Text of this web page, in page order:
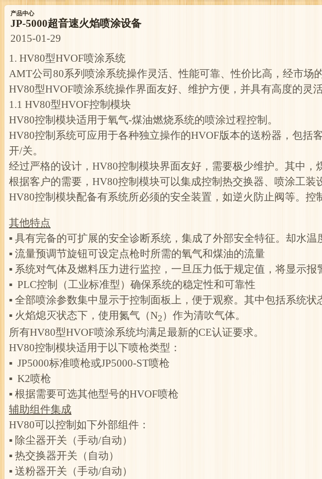
产品中心
JP-5000超音速火焰喷涂设备
2015-01-29
1. HV80型HVOF喷涂系统
AMT公司80系列喷涂系统操作灵活、性能可靠、性价比高，经市场
HV80型HVOF喷涂系统操作界面友好、维护方便，并具有高度的灵
1.1 HV80型HVOF控制模块
HV80控制模块适用于氧气-煤油燃烧系统的喷涂过程控制。
HV80控制系统可应用于各种独立操作的HVOF版本的送粉器，包
开/关。
经过严格的设计，HV80控制模块界面友好，需要极少维护。其中，
根据客户的需要，HV80控制模块可以集成控制热交换器、喷涂工装
HV80控制模块配备有系统所必须的安全装置，如逆火防止阀等。控
其他特点
▪ 具有完备的可扩展的安全诊断系统，集成了外部安全特征。却水温
▪ 流量预调节旋钮可设定点枪时所需的氧气和煤油的流量
▪ 系统对气体及燃料压力进行监控，一旦压力低于规定值，将显示报
▪ PLC控制（工业标准型）确保系统的稳定性和可靠性
▪ 全部喷涂参数集中显示于控制面板上，便于观察。其中包括系统
▪ 火焰熄灭状态下，使用氮气（N2 ）作为清吹气体。
所有HV80型HVOF喷涂系统均满足最新的CE认证要求。
HV80控制模块适用于以下喷枪类型：
▪ JP5000标准喷枪或JP5000-ST喷枪
▪ K2喷枪
▪ 根据需要可选其他型号的HVOF喷枪
辅助组件集成
HV80可以控制如下外部组件：
▪ 除尘器开关（手动/自动）
▪ 热交换器开关（自动）
▪ 送粉器开关（手动/自动）